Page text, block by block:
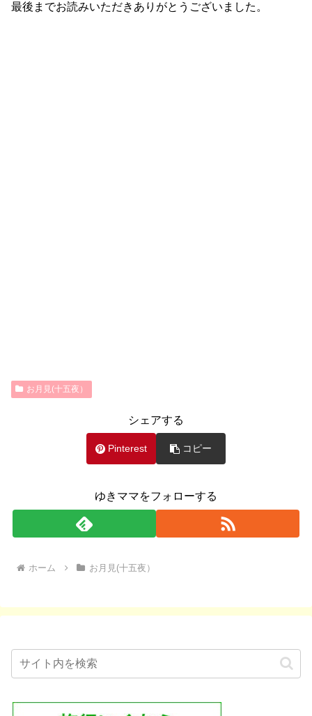
最後までお読みいただきありがとうございました。
お月見(十五夜）
シェアする
Pinterest コピー
ゆきママをフォローする
ホーム お月見(十五夜）